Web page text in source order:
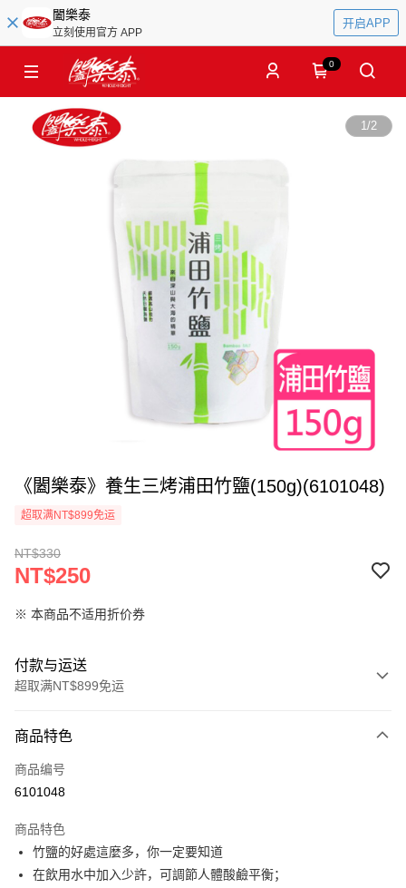
闔樂泰
立刻使用官方 APP
开启APP
0
1/2
《闔樂泰》養生三烤浦田竹鹽(150g)(6101048)
超取满NT$899免运
NT$330
NT$250
※ 本商品不适用折价券
付款与运送
超取满NT$899免运
信用卡一次付款
信用卡分期付款
合作金库商业银行
华南商业银行
彰化商业银行
上海商业储蓄银行
台北富邦商业银行
超商取货付款
LINE Pay
商品特色
商品编号
6101048
商品特色
竹鹽的好處這麼多，你一定要知道
在飲用水中加入少許，可調節人體酸鹼平衡；